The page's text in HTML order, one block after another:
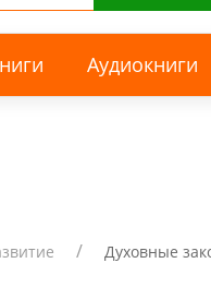
Аудиокниги
Духовные